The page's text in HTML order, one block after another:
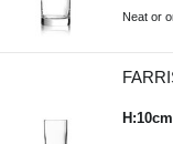
Neat or